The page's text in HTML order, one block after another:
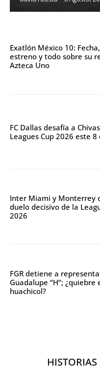
Exatlón México 10:
estreno y todo sobre su
Azteca Uno
FC Dallas desafía a
Leagues Cup 2026 este
Inter Miami y Monterrey
duelo decisivo de la
2026
FGR detiene a
Guadalupe “H”; ¿quiebre
huachicol?